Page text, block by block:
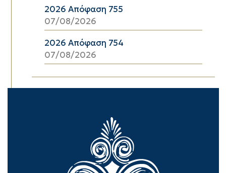
2026 Απόφαση 755
07/08/2026
2026 Απόφαση 754
07/08/2026